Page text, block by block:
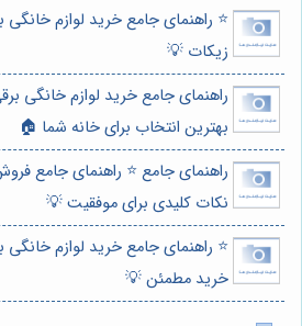
⭐️ راهنمای جامع خرید لوازم خانگی
زیکات 💡
راهنمای جامع خرید لوازم خانگی
بهترین انتخاب برای خانه شما 🏠
راهنمای جامع ⭐️ راهنمای جامع
نکات کلیدی برای موفقیت 💡
⭐️ راهنمای جامع خرید لوازم خانگی
خرید مطمئن 💡